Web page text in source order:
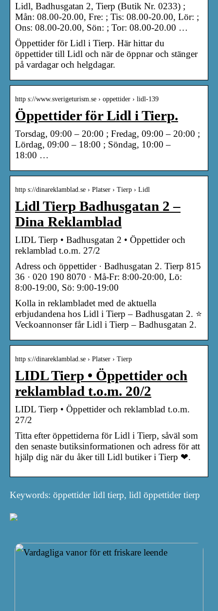
Lidl, Badhusgatan 2, Tierp (Butik Nr. 0233) ;
Mån: 08.00-20.00, Fre: ; Tis: 08.00-20.00, Lör: ;
Ons: 08.00-20.00, Sön: ; Tor: 08.00-20.00 …
Öppettider för Lidl i Tierp. Här hittar du
öppettider till Lidl och när de öppnar och stänger
på vardagar och helgdagar.
http s://www.sverigeturism.se › oppettider › lidl-139
Öppettider för Lidl i Tierp.
Torsdag, 09:00 – 20:00 ; Fredag, 09:00 – 20:00 ;
Lördag, 09:00 – 18:00 ; Söndag, 10:00 –
18:00 …
http s://dinareklamblad.se › Platser › Tierp › Lidl
Lidl Tierp Badhusgatan 2 –
Dina Reklamblad
LIDL Tierp • Badhusgatan 2 • Öppettider och
reklamblad t.o.m. 27/2
Adress och öppettider · Badhusgatan 2. Tierp 815
36 · 020 190 8070 · Må-Fr: 8:00-20:00, Lö:
8:00-19:00, Sö: 9:00-19:00
Kolla in reklambladet med de aktuella
erbjudandena hos Lidl i Tierp – Badhusgatan 2. ⭐
Veckoannonser får Lidl i Tierp – Badhusgatan 2.
http s://dinareklamblad.se › Platser › Tierp
LIDL Tierp • Öppettider och
reklamblad t.o.m. 20/2
LIDL Tierp • Öppettider och reklamblad t.o.m.
27/2
Titta efter öppettiderna för Lidl i Tierp, såväl som
den senaste butiksinformationen och adress för att
hjälp dig när du åker till Lidl butiker i Tierp ❤.
Keywords: öppettider lidl tierp, lidl öppettider tierp